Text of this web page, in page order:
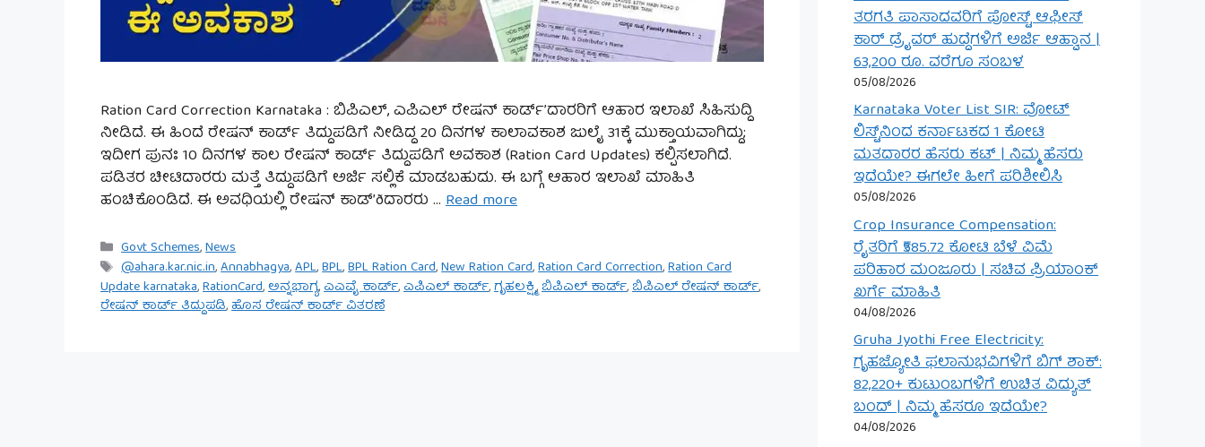
Ration Card Correction Karnataka : ಬಿಪಿಎಲ್, ಎಪಿಎಲ್ ರೇಷನ್ ಕಾರ್ಡ್’ದಾರರಿಗೆ ಆಹಾರ ಇಲಾಖೆ ಸಿಹಿಸುದ್ದಿ
ನೀಡಿದೆ. ಈ ಹಿಂದೆ ರೇಷನ್ ಕಾರ್ಡ್ ತಿದ್ದುಪಡಿಗೆ ನೀಡಿದ್ದ 20 ದಿನಗಳ ಕಾಲಾವಕಾಶ ಜುಲೈ 31ಕ್ಕೆ ಮುಕ್ತಾಯವಾಗಿದ್ದು;
ಇದೀಗ ಪುನಃ 10 ದಿನಗಳ ಕಾಲ ರೇಷನ್​ ಕಾರ್ಡ್​​ ತಿದ್ದುಪಡಿಗೆ ಅವಕಾಶ (Ration Card Updates) ಕಲ್ಪಿಸಲಾಗಿದೆ.
ಪಡಿತರ ಚೀಟಿದಾರರು ಮತ್ತೆ ತಿದ್ದುಪಡಿಗೆ ಅರ್ಜಿ ಸಲ್ಲಿಕೆ ಮಾಡಬಹುದು. ಈ ಬಗ್ಗೆ ಆಹಾರ ಇಲಾಖೆ ಮಾಹಿತಿ
ಹಂಚಿಕೊ೦ಡಿದೆ. ಈ ಅವಧಿಯಲ್ಲಿ ರೇಷನ್ ಕಾಡ್’ðದಾರರು … Read more
Categories
Govt Schemes,News
Tags
@ahara.kar.nic.in,Annabhagya,APL,BPL,BPL Ration Card,New Ration Card,Ration Card Correction,Ration Card
Update karnataka,RationCard,ಅನ್ನಭಾಗ್ಯ,ಎಎವೈ ಕಾರ್ಡ್,ಎಪಿಎಲ್ ಕಾರ್ಡ್,ಗೃಹಲಕ್ಷ್ಮಿ,ಬಿಪಿಎಲ್ ಕಾರ್ಡ್,ಬಿಪಿಎಲ್ ರೇಷನ್ ಕಾರ್ಡ್,
ರೇಷನ್ ಕಾರ್ಡ್ ತಿದ್ದುಪಡಿ,ಹೊಸ ರೇಷನ್ ಕಾರ್ಡ್ ವಿತರಣೆ
ತರಗತಿ ಪಾಸಾದವರಿಗೆ ಪೋಸ್ಟ್ ಆಫೀಸ್
ಕಾರ್ ಡ್ರೈವರ್ ಹುದ್ದೆಗಳಿಗೆ ಅರ್ಜಿ ಆಹ್ವಾನ |
63,200 ರೂ. ವರೆಗೂ ಸಂಬಳ
05/08/2026
Karnataka Voter List SIR: ವೋಟ್
ಲಿಸ್ಟ್‌ನಿಂದ ಕರ್ನಾಟಕದ 1 ಕೋಟಿ
ಮತದಾರರ ಹೆಸರು ಕಟ್ | ನಿಮ್ಮ ಹೆಸರು
ಇದೆಯೇ? ಈಗಲೇ ಹೀಗೆ ಪರಿಶೀಲಿಸಿ
05/08/2026
Crop Insurance Compensation:
ರೈತರಿಗೆ ₹585.72 ಕೋಟಿ ಬೆಳೆ ವಿಮೆ
ಪರಿಹಾರ ಮಂಜೂರು | ಸಚಿವ ಪ್ರಿಯಾಂಕ್
ಖರ್ಗೆ ಮಾಹಿತಿ
04/08/2026
Gruha Jyothi Free Electricity:
ಗೃಹಜ್ಯೋತಿ ಫಲಾನುಭವಿಗಳಿಗೆ ಬಿಗ್ ಶಾಕ್:
82,220+ ಕುಟುಂಬಗಳಿಗೆ ಉಚಿತ ವಿದ್ಯುತ್
ಬಂದ್ | ನಿಮ್ಮ ಹೆಸರೂ ಇದೆಯೇ?
04/08/2026